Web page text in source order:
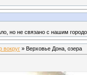
но не связано с нашим
вокруг » Верховье Дона, озера